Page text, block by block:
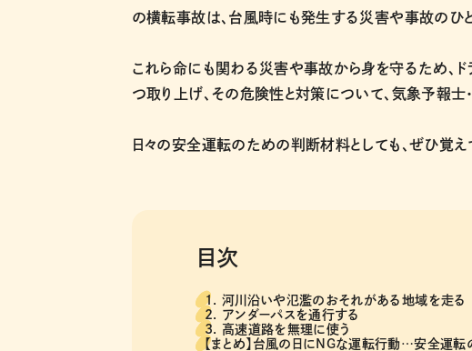
の横転事故は、台風時にも発生する災害や事故のひと
これら命にも関わる災害や事故から身を守るため、
つ取り上げ、その危険性と対策について、気象予報
日々の安全運転のための判断材料としても、ぜひ覚え
目次
1. 河川沿いや氾濫のおそれがある地域を走る
2. アンダーパスを通行する
3. 高速道路を無理に使う
【まとめ】台風の日にNGな運転行動…安全運転